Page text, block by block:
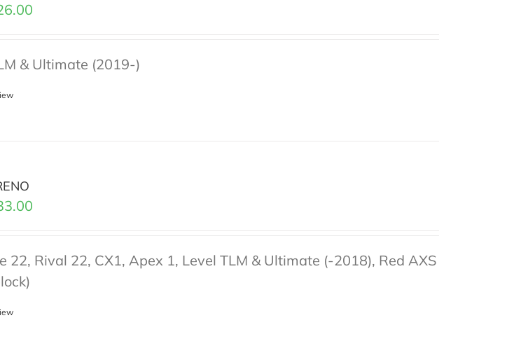
& Ultimate (2019-)
22, Rival 22, CX1, Apex 1, Level TLM & Ultimate (-2018), Red AXS